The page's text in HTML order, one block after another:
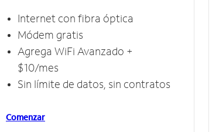
Internet con fibra óptica
Módem gratis
Agrega WiFi Avanzado +
$10/mes
Sin límite de datos, sin contratos
Comenzar